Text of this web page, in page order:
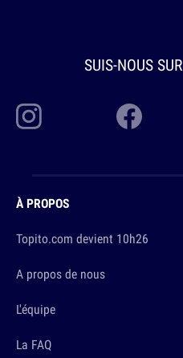
SUIS-NOUS SUR
À PROPOS
Topito.com devient 10h26
A propos de nous
L'équipe
La FAQ